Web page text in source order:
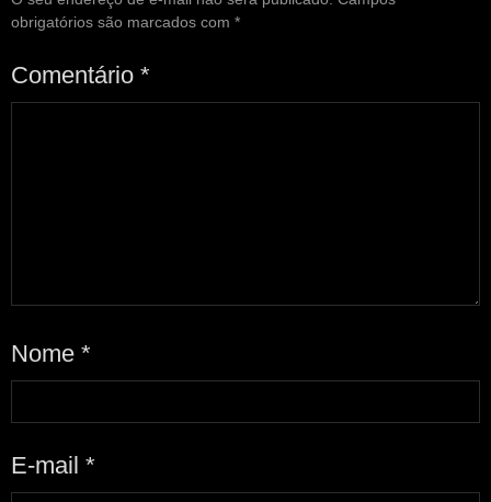
obrigatórios são marcados com *
Comentário *
Nome *
E-mail *